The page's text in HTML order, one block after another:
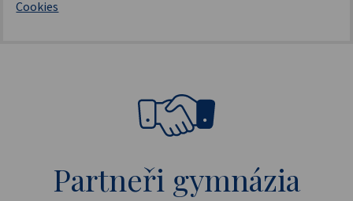
Cookies
Partneři gymnázia